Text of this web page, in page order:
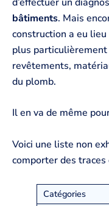
bâtiments. Mais
construction a eu
plus
revêtements,
du plomb.
Il en va de même
Voici une liste non
comporter des traces